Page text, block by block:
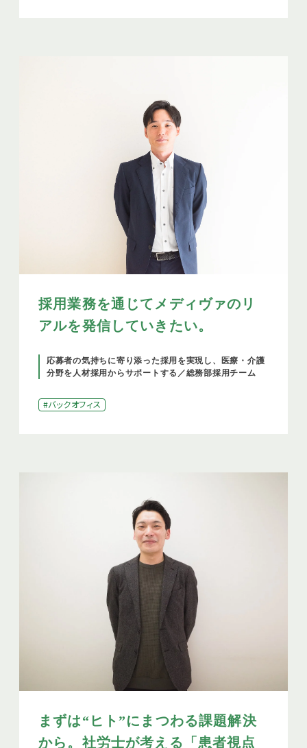
採用業務を通じてメディヴァのリ
アルを発信していきたい。
応募者の気持ちに寄り添った採用を実現し、医療・介護
分野を人材採用からサポートする／総務部採用チーム
#バックオフィス
まずは“ヒト”にまつわる課題解決
から。社労士が考える「患者視点